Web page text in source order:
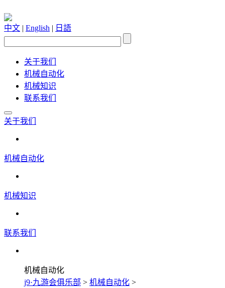
中文 | English | 日語
关于我们
机械自动化
机械知识
联系我们
关于我们
机械自动化
机械知识
联系我们
机械自动化
j9·九游会俱乐部 > 机械自动化 >